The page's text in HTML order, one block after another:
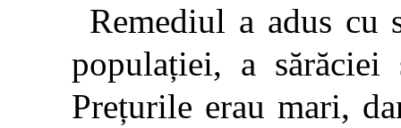
Remediul a adus cu
populației, a
Prețurile erau mari,